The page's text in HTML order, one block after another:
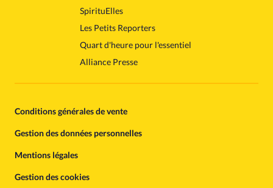
SpirituElles
Les Petits Reporters
Quart d'heure pour l'essentiel
Alliance Presse
Conditions générales de vente
Gestion des données personnelles
Mentions légales
Gestion des cookies